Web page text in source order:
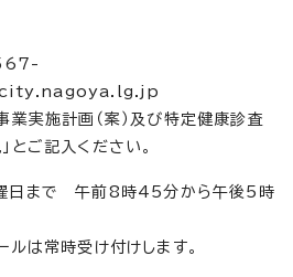
業実施計画（案）及び特定健康診査
とご記入ください。
曜日まで 午前8時45分から午後5時
ルは常時受け付けします。